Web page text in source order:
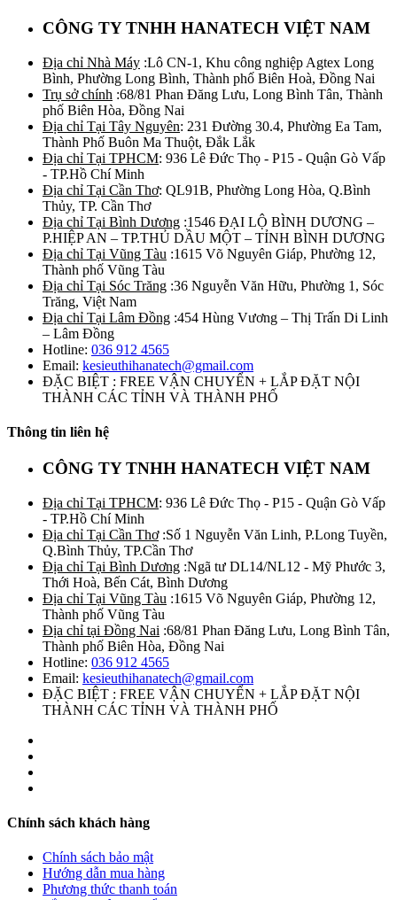
CÔNG TY TNHH HANATECH VIỆT NAM
Địa chỉ Nhà Máy :Lô CN-1, Khu công nghiệp Agtex Long
Bình, Phường Long Bình, Thành phố Biên Hoà, Đồng Nai
Trụ sở chính :68/81 Phan Đăng Lưu, Long Bình Tân, Thành
phố Biên Hòa, Đồng Nai
Địa chỉ Tại Tây Nguyên: 231 Đường 30.4, Phường Ea Tam,
Thành Phố Buôn Ma Thuột, Đắk Lắk
Địa chỉ Tại TPHCM: 936 Lê Đức Thọ - P15 - Quận Gò Vấp
- TP.Hồ Chí Minh
Địa chỉ Tại Cần Thơ: QL91B, Phường Long Hòa, Q.Bình
Thủy, TP. Cần Thơ
Địa chỉ Tại Bình Dương :1546 ĐẠI LỘ BÌNH DƯƠNG –
P.HIỆP AN – TP.THỦ DẦU MỘT – TỈNH BÌNH DƯƠNG
Địa chỉ Tại Vũng Tàu :1615 Võ Nguyên Giáp, Phường 12,
Thành phố Vũng Tàu
Địa chỉ Tại Sóc Trăng :36 Nguyễn Văn Hữu, Phường 1, Sóc
Trăng, Việt Nam
Địa chỉ Tại Lâm Đồng :454 Hùng Vương – Thị Trấn Di Linh
– Lâm Đồng
Hotline: 036 912 4565
Email: kesieuthihanatech@gmail.com
ĐẶC BIỆT : FREE VẬN CHUYỂN + LẮP ĐẶT NỘI
THÀNH CÁC TỈNH VÀ THÀNH PHỐ
Thông tin liên hệ
CÔNG TY TNHH HANATECH VIỆT NAM
Địa chỉ Tại TPHCM: 936 Lê Đức Thọ - P15 - Quận Gò Vấp
- TP.Hồ Chí Minh
Địa chỉ Tại Cần Thơ:Số 1 Nguyễn Văn Linh, P.Long Tuyền,
Q.Bình Thủy, TP.Cần Thơ
Địa chỉ Tại Bình Dương :Ngã tư DL14/NL12 - Mỹ Phước 3,
Thới Hoà, Bến Cát, Bình Dương
Địa chỉ Tại Vũng Tàu :1615 Võ Nguyên Giáp, Phường 12,
Thành phố Vũng Tàu
Địa chỉ tại Đồng Nai :68/81 Phan Đăng Lưu, Long Bình Tân,
Thành phố Biên Hòa, Đồng Nai
Hotline: 036 912 4565
Email: kesieuthihanatech@gmail.com
ĐẶC BIỆT : FREE VẬN CHUYỂN + LẮP ĐẶT NỘI
THÀNH CÁC TỈNH VÀ THÀNH PHỐ
Chính sách khách hàng
Chính sách bảo mật
Hướng dẫn mua hàng
Phương thức thanh toán